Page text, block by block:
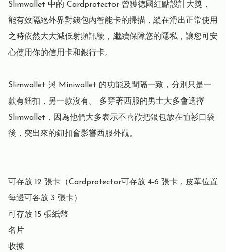
Slimwallet 中的 Cardprotector 曾獲德國紅點設計大獎，
能有效隔絕外界對錢包內智能卡的掃描，縱在滑出正常使用
之時依然大大減低射頻訊號，繼續保障您的隱私，讓您可安
心使用你的信用卡和銀行卡。
Slimwallet 與 Miniwallet 的功能及間隔一致，分別只是一
款有鈕扣，另一款沒有。 多穿著西服的男士大多會選擇
Slimwallet，因為他們大多表示不喜歡把銀包放在恤衫口袋
後，突出來的鈕扣會影響西服外觀。
可存放 12 張卡（Cardprotector可存放 4-6 張卡，皮革位置
每邊可各放 3 張卡）
可存放 15 張紙幣
名片
收據